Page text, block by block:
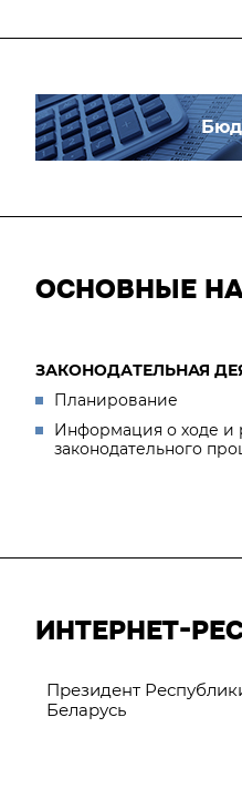
ОСНОВНЫЕ
ЗАКОНОДАТЕЛЬНАЯ
Планирование
Информация о ходе и
законодательного
ИНТЕРНЕТ-
Президент
Беларусь